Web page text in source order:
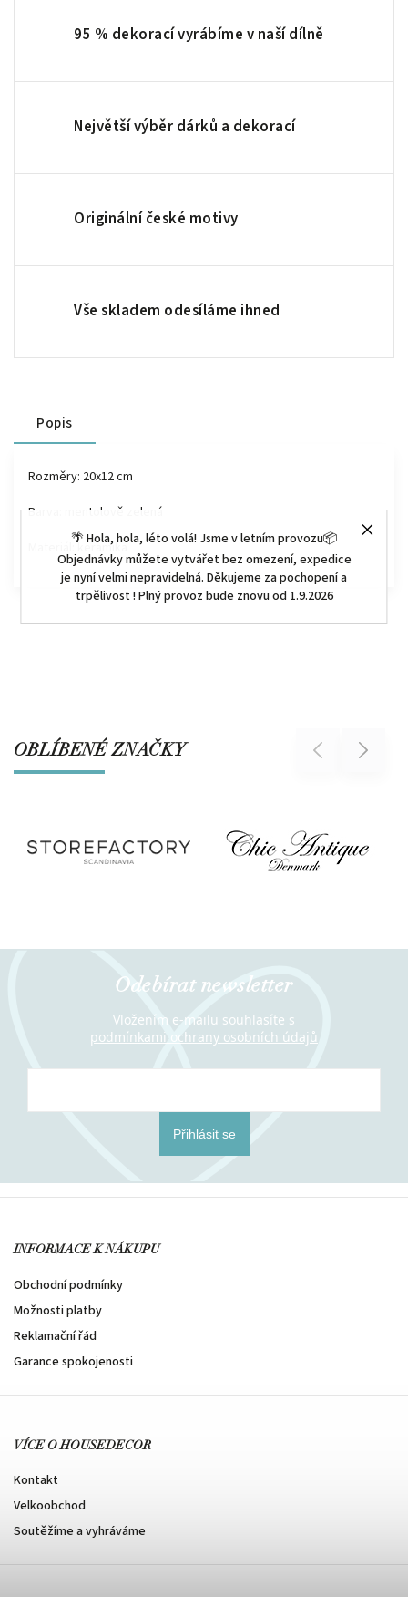
🌴 Hola, hola, léto volá! Jsme v letním provozu📦
Objednávky můžete vytvářet bez omezení, expedice
je nyní velmi nepravidelná. Děkujeme za pochopení a
trpělivost ! Plný provoz bude znovu od 1.9.2026
95 % dekorací vyrábíme v naší dílně
Největší výběr dárků a dekorací
Originální české motivy
Vše skladem odesíláme ihned
Popis
Rozměry: 20x12 cm
Barva: mentolově zelená
Materiál: keramika
OBLÍBENÉ ZNAČKY Previous Next
Odebírat newsletter
Vložením e-mailu souhlasíte s
podmínkami ochrany osobních údajů
Přihlásit se
INFORMACE K NÁKUPU
Obchodní podmínky
Možnosti platby
Reklamační řád
Garance spokojenosti
VÍCE O HOUSEDECOR
Kontakt
Velkoobchod
Soutěžíme a vyhráváme